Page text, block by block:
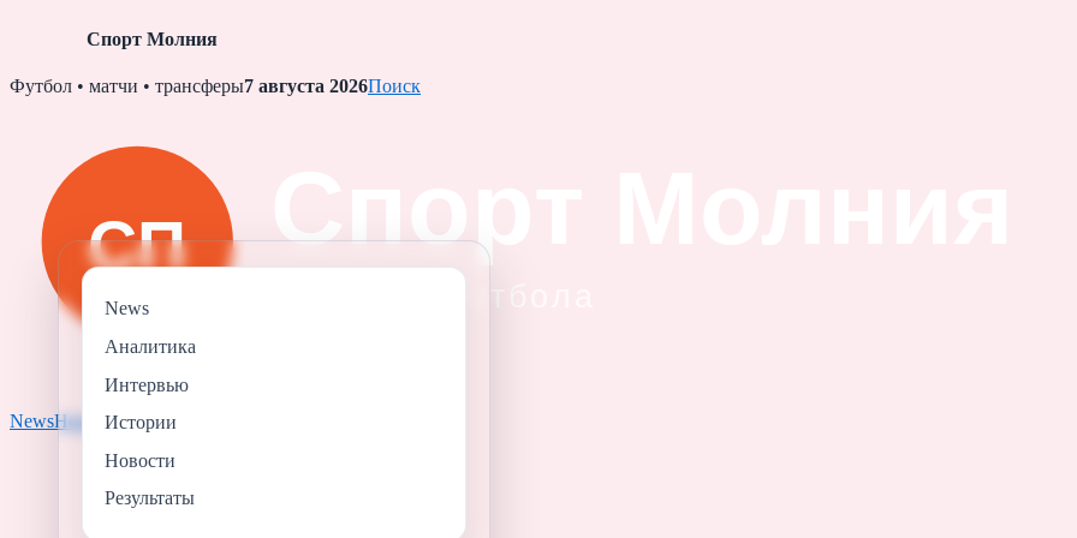
Спорт Молния
Skip
Футбол • матчи • трансферы7 августа 2026Поиск
NewsНовостиРезультаты
News
Аналитика
Интервью
Истории
Новости
Результаты